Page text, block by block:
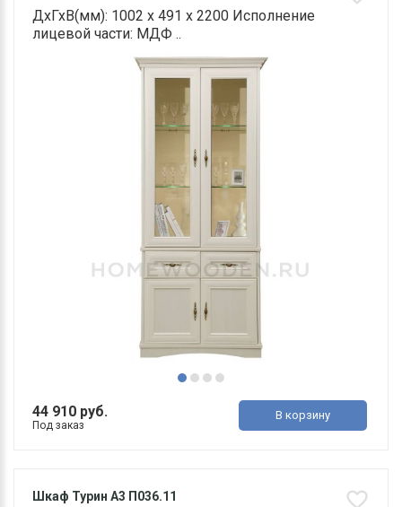
ДхГхВ(мм): 1002 х 491 х 2200 Исполнение
лицевой части: МДФ ..
44 910 руб.
Под заказ
В корзину
Шкаф Турин А3 П036.11